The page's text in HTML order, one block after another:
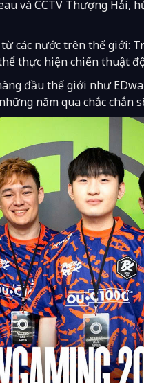
và CCTV Thượng Hải,
các nước trên thế giới:
thực hiện chiến thuật
đầu thế giới như
năm qua chắc chắn